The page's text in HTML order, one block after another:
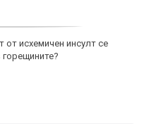
от исхемичен инсулт се